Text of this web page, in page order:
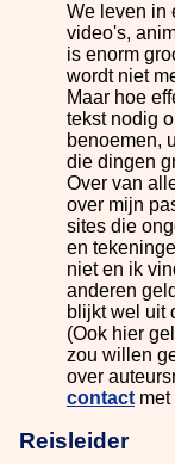
We leven in
video's,
is enorm
wordt niet
Maar hoe
tekst nodig
benoemen,
die dingen
Over van
over mijn
sites die
en
niet en ik
anderen
blijkt wel uit
(Ook hier
zou willen
over
contact met
Reisleider